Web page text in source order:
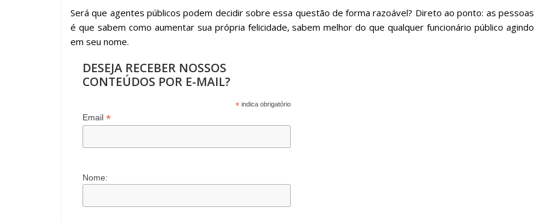
Será que agentes públicos podem decidir sobre essa questão de forma razoável? Direto ao ponto: as pessoas
é que sabem como aumentar sua própria felicidade, sabem melhor do que qualquer funcionário público agindo
em seu nome.
DESEJA RECEBER NOSSOS
CONTEÚDOS POR E-MAIL?
*indica obrigatório
Email *
Nome: